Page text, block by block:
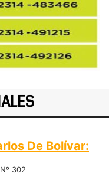
De Bolívar:
302